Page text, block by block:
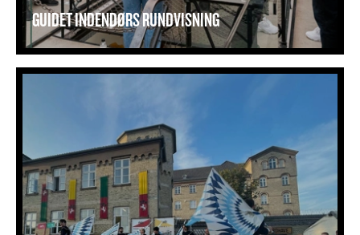
GUIDET INDENDØRS RUNDVISNING